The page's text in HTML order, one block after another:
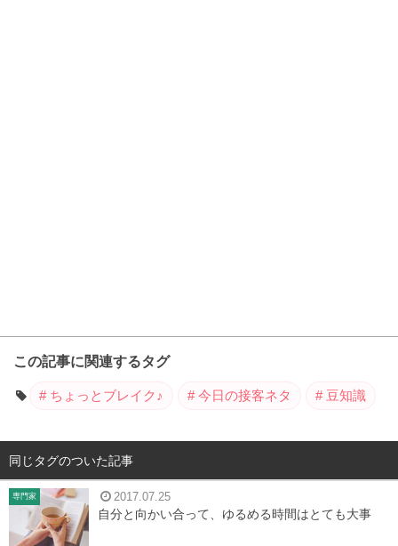
この記事に関連するタグ
ちょっとブレイク♪ 今日の接客ネタ 豆知識
同じタグのついた記事
専門家 2017.07.25
自分と向かい合って、ゆるめる時間はとても大事